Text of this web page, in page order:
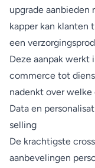
upgrade
kapper kan klanten
een
Deze aanpak werkt
commerce tot
nadenkt over
Data en
selling
De krachtigste
aanbevelingen